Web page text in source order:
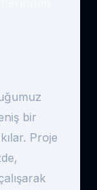
bir
Proje